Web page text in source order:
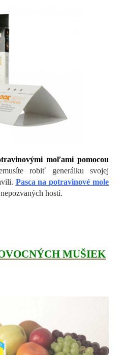
moľami pomocou
robiť generálku svojej
Pasca na potravinové mole
hostí.
MUŠIEK